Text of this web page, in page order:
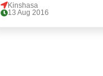
Kinshasa
13 Aug 2016